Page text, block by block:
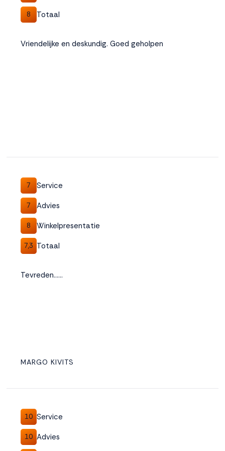
8 Totaal
Vriendelijke en deskundig. Goed geholpen
7 Service
7 Advies
8 Winkelpresentatie
7,3 Totaal
Tevreden......
MARGO KIVITS
10 Service
10 Advies